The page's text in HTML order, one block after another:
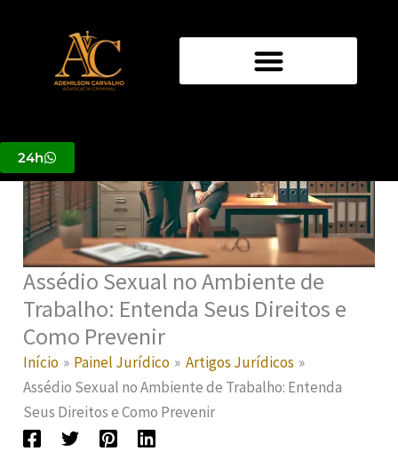
conteúdo
24h
Assédio Sexual no Ambiente de
Trabalho: Entenda Seus Direitos e
Como Prevenir
Início Painel Jurídico
Artigos Jurídicos
Assédio Sexual no Ambiente de Trabalho: Entenda
Seus Direitos e Como Prevenir